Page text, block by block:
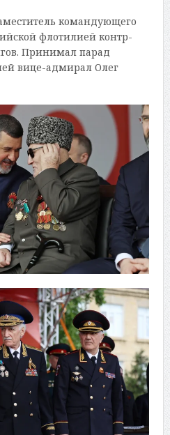
командующего
флотилией контр-
Принимал парад
вице-адмирал Олег